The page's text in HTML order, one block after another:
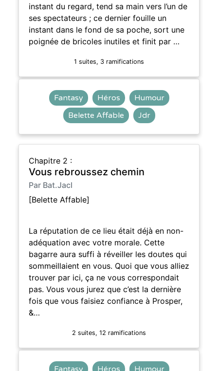
instant du regard, tend sa main vers l’un de
ses spectateurs ; ce dernier fouille un
instant dans le fond de sa poche, sort une
poignée de bricoles inutiles et finit par …
1 suites, 3 ramifications
Fantasy Héros
Humour
Belette Affable
Jdr
Chapitre 2 :
Vous rebroussez chemin
Par Bat.Jacl
[Belette Affable]
La réputation de ce lieu était déjà en non-
adéquation avec votre morale. Cette
bagarre aura suffi à réveiller les doutes qui
sommeillaient en vous. Quoi que vous alliez
trouver par ici, ça ne vous correspondait
pas. Vous vous jurez que c’est la dernière
fois que vous faisiez confiance à Prosper,
&…
2 suites, 12 ramifications
Fantasy Héros
Humour